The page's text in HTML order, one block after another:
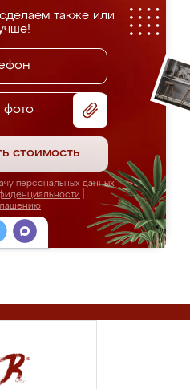
также или
фото
стоимость
персональных данных